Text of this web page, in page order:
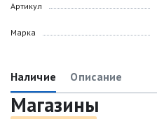
Артикул
Марка
Наличие Описание
Магазины